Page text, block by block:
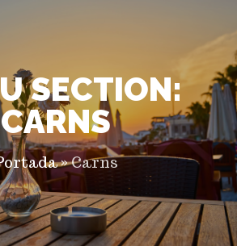
SECTION:
CARNS
»Carns